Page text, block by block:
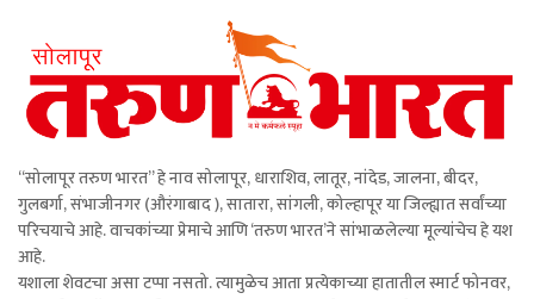
“सोलापूर तरुण भारत” हे नाव सोलापूर, धाराशिव, लातूर, नांदेड, जालना, बीदर,
गुलबर्गा, संभाजीनगर (औरंगाबाद ), सातारा, सांगली, कोल्हापूर या जिल्ह्यात सर्वांच्या
परिचयाचे आहे. वाचकांच्या प्रेमाचे आणि ‘तरुण भारत’ने सांभाळलेल्या मूल्यांचेच हे यश
आहे.
यशाला शेवटचा असा टप्पा नसतो. त्यामुळेच आता प्रत्येकाच्या हातातील स्मार्ट फोनवर,